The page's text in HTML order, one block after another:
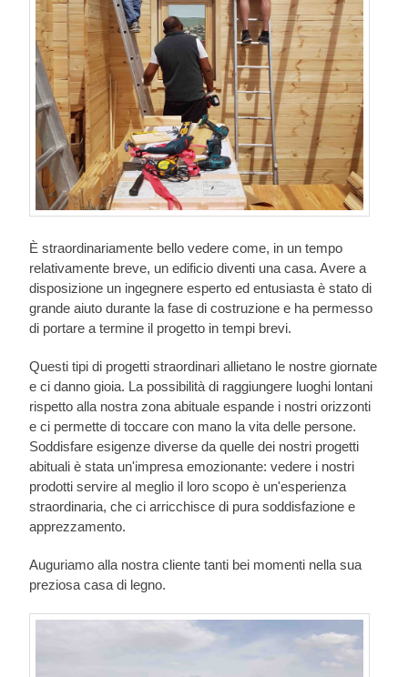
È straordinariamente bello vedere come, in un tempo
relativamente breve, un edificio diventi una casa. Avere a
disposizione un ingegnere esperto ed entusiasta è stato di
grande aiuto durante la fase di costruzione e ha permesso
di portare a termine il progetto in tempi brevi.
Questi tipi di progetti straordinari allietano le nostre giornate
e ci danno gioia. La possibilità di raggiungere luoghi lontani
rispetto alla nostra zona abituale espande i nostri orizzonti
e ci permette di toccare con mano la vita delle persone.
Soddisfare esigenze diverse da quelle dei nostri progetti
abituali è stata un'impresa emozionante: vedere i nostri
prodotti servire al meglio il loro scopo è un'esperienza
straordinaria, che ci arricchisce di pura soddisfazione e
apprezzamento.
Auguriamo alla nostra cliente tanti bei momenti nella sua
preziosa casa di legno.